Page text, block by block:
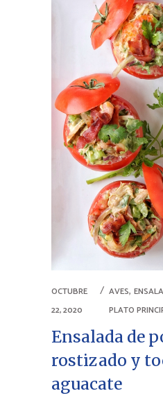
OCTUBRE
22, 2020
AVES,
PLATO
Ensalada de
rostizado y
aguacate